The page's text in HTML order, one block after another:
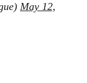
May 12,